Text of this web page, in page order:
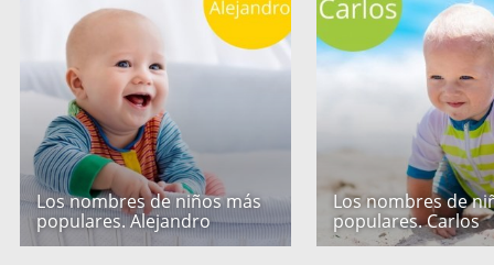
Los nombres de niños más
populares. Alejandro
Los nombres de
populares. Carlos